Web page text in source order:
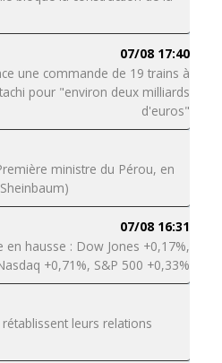
07/08 17:40
une commande de 19 trains à
pour "environ deux milliards
d'euros"
ministre du Pérou, en
07/08 16:31
en hausse : Dow Jones +0,17%,
+0,71%, S&P 500 +0,33%
leurs relations